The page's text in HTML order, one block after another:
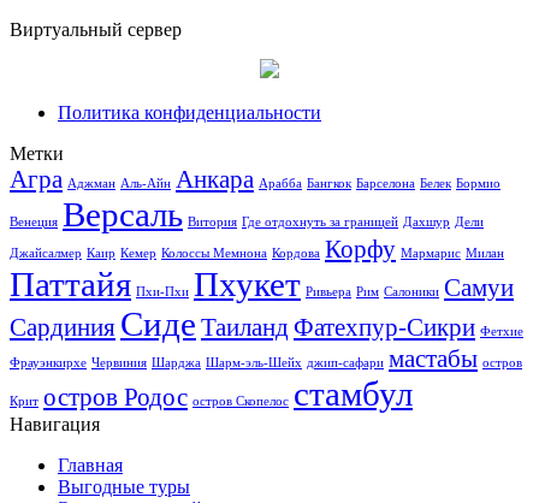
Виртуальный сервер
Политика конфиденциальности
Метки
Агра Аджман Аль-Айн Анкара Арабба Бангкок Барселона Белек Бормио
Венеция Версаль Витория Где отдохнуть за границей Дахшур Дели
Джайсалмер Каир Кемер Колоссы Мемнона Кордова Корфу Мармарис Милан
Паттайя Пхи-Пхи Пхукет Ривьера Рим Салоники Самуи
Сардиния Сиде ТаиландФатехпур-Сикри Фетхие
Фрауэнкирхе Червиния Шарджа Шарм-эль-Шейх джип-сафари мастабы остров
Крит остров Родос остров Скопелос стамбул
Навигация
Главная
Выгодные туры